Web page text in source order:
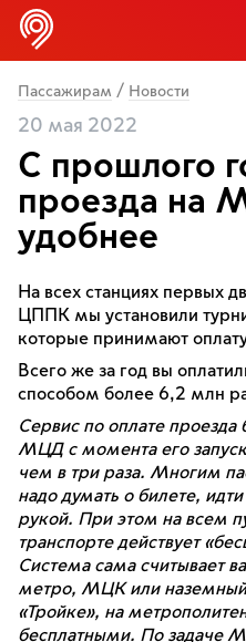
Пассажирам / Новости
20 мая 2022
С прошлого
проезда на
удобнее
На всех станциях первых
ЦППК мы установили
которые принимают
Всего же за год вы
способом более 6,2 млн
Сервис по оплате
МЦД с момента его
чем в три раза. Многим
надо думать о билете,
рукой. При этом на всем
транспорте действует
Система сама считывает
метро, МЦК или наземный
«Тройке», на
бесплатными. По задаче